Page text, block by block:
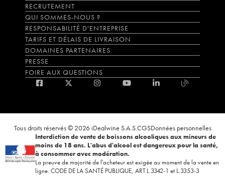
RECRUTEMENT
QUI SOMMES-NOUS ?
RESPONSABILITÉ D'ENTREPRISE
TARIFS ET DÉLAIS DE LIVRAISON
DOMAINES PARTENAIRES
PRESSE
FOIRE AUX QUESTIONS
Tous droits réservés © 2026 iDealwine S.A.S.CGSDonnées personnelles
Interdiction de vente de boissons alcooliques aux mineurs de
moins de 18 ans. L'abus d'alcool est dangereux pour la santé,
à consommer avec modération.
La preuve de majorité de l'acheteur est exigée au moment de la vente en
ligne. CODE DE LA SANTÉ PUBLIQUE, ART.L.3342-1 et L.3353-3